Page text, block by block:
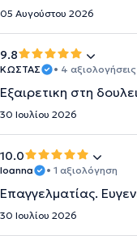
05 Αυγούστου 2026
9.8
ΚΩΣΤΑΣ • 4 αξιολογήσεις
Εξαιρετικη στη
30 Ιουλίου 2026
10.0
Ioanna • 1 αξιολόγηση
Επαγγελματίας.
30 Ιουλίου 2026